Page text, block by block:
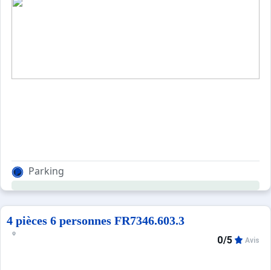
Parking
4 pièces 6 personnes FR7346.603.3
0/5 Avis